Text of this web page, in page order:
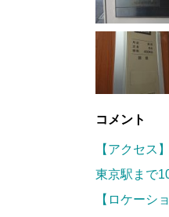
コメント
【アクセス】
東京駅まで
【ロケーシ